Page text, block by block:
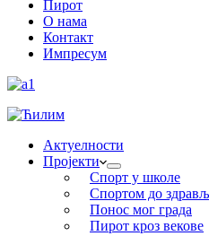
Пирот
О нама
Контакт
Импресум
Актуелности
Пројекти
Спорт у школе
Спортом до
Понос мог града
Пирот кроз векове